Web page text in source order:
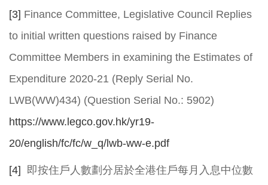
[3] Finance Committee, Legislative Council Replies
to initial written questions raised by Finance
Committee Members in examining the Estimates of
Expenditure 2020-21 (Reply Serial No.
LWB(WW)434) (Question Serial No.: 5902)
https://www.legco.gov.hk/yr19-
20/english/fc/fc/w_q/lwb-ww-e.pdf
[4] 即按住戶人數劃分居於全港住戶每月入息中位數